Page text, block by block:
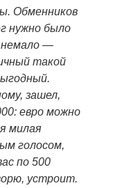
Обменников
нужно было
—
такой
зашел,
евро можно
милая
голосом,
по 500
устроит.